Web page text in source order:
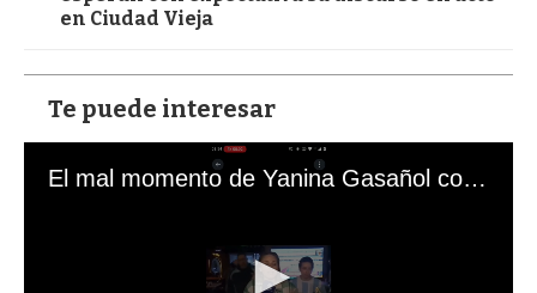
en Ciudad Vieja
Te puede interesar
El mal momento de Yanina Gasañol con un hincha argentino en "Subrayado"